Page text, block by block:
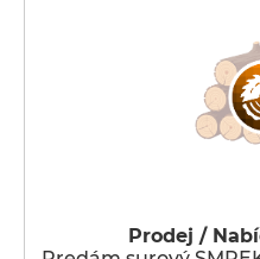
Prodej /